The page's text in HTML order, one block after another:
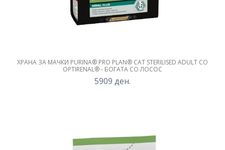
ХРАНА ЗА МАЧКИ PURINA® PRO PLAN® CAT STERILISED ADULT СО
OPTIRENAL® - БОГАТА СО ЛОСОС
5909 ден.